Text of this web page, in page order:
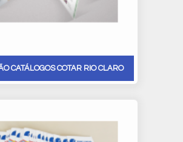
CATÁLOGOS COTAR RIO CLARO